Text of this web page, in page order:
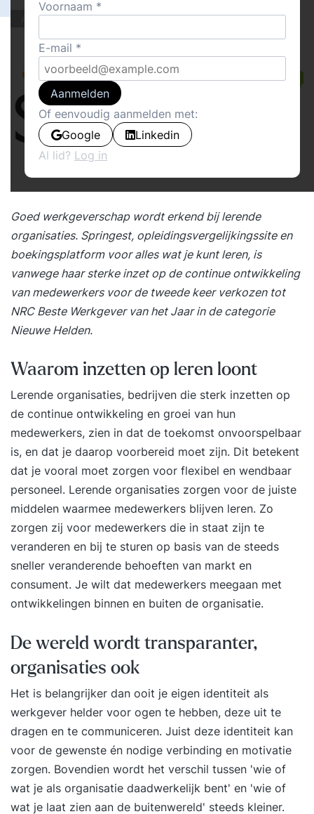
Actueel
Goed werkgeverschap wordt erkend bij lerende
organisaties. Springest, opleidingsvergelijkingssite en
boekingsplatform voor alles wat je kunt leren, is
vanwege haar sterke inzet op de continue ontwikkeling
van medewerkers voor de tweede keer verkozen tot
NRC Beste Werkgever van het Jaar in de categorie
Nieuwe Helden.
Waarom inzetten op leren loont
Lerende organisaties, bedrijven die sterk inzetten op
de continue ontwikkeling en groei van hun
medewerkers, zien in dat de toekomst onvoorspelbaar
is, en dat je daarop voorbereid moet zijn. Dit betekent
dat je vooral moet zorgen voor flexibel en wendbaar
personeel. Lerende organisaties zorgen voor de juiste
middelen waarmee medewerkers blijven leren. Zo
zorgen zij voor medewerkers die in staat zijn te
veranderen en bij te sturen op basis van de steeds
sneller veranderende behoeften van markt en
consument. Je wilt dat medewerkers meegaan met
ontwikkelingen binnen en buiten de organisatie.
De wereld wordt transparanter,
organisaties ook
Het is belangrijker dan ooit je eigen identiteit als
werkgever helder voor ogen te hebben, deze uit te
dragen en te communiceren. Juist deze identiteit kan
voor de gewenste én nodige verbinding en motivatie
zorgen. Bovendien wordt het verschil tussen 'wie of
wat je als organisatie daadwerkelijk bent' en 'wie of
wat je laat zien aan de buitenwereld' steeds kleiner.
Voornaam
E-mail
Aanmelden
Of eenvoudig aanmelden met:
Google
Linkedin
Al lid? Log in